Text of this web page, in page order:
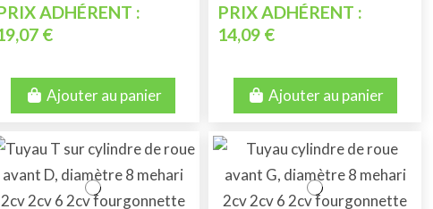
ADHÉRENT :
€
Ajouter au panier
PRIX ADHÉRENT :
14,09 €
Ajouter au panier